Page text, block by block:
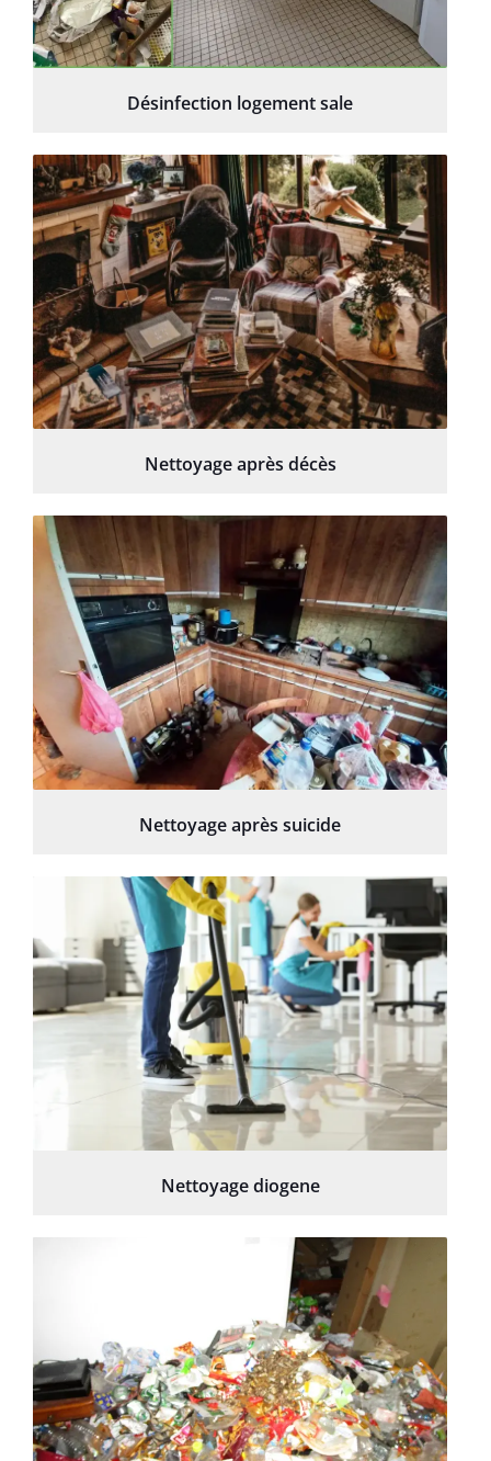
Désinfection logement sale
Nettoyage après décès
Nettoyage après suicide
Nettoyage diogene